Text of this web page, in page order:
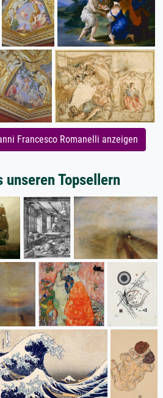
Francesco Romanelli anzeigen
unseren Topsellern